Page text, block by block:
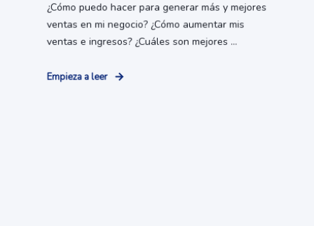
¿Cómo puedo hacer para generar más y mejores
ventas en mi negocio? ¿Cómo aumentar mis
ventas e ingresos? ¿Cuáles son mejores ...
Empieza a leer